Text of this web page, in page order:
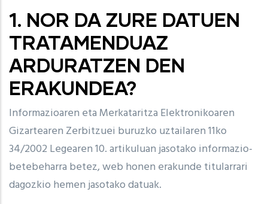
1. NOR DA ZURE DATUEN
TRATAMENDUAZ
ARDURATZEN DEN
ERAKUNDEA?
Informazioaren eta Merkataritza Elektronikoaren
Gizartearen Zerbitzuei buruzko uztailaren 11ko
34/2002 Legearen 10. artikuluan jasotako informazio-
betebeharra betez, web honen erakunde titularrari
dagozkio hemen jasotako datuak.